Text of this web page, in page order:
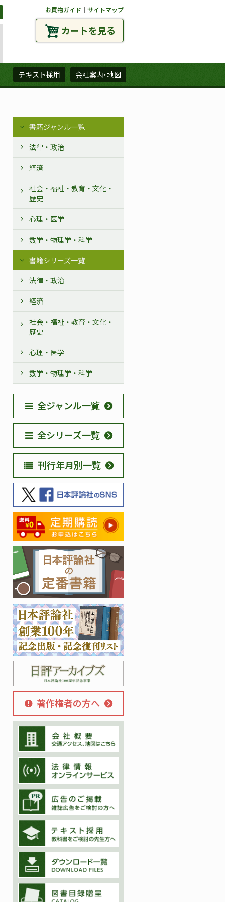
お買物ガイド ｜ サイトマップ
カートを見る
テキスト採用 会社案内･地図
書籍ジャンル一覧
法律・政治
経済
社会・福祉・教育・文化・
歴史
心理・医学
数学・物理学・科学
書籍シリーズ一覧
法律・政治
経済
社会・福祉・教育・文化・
歴史
心理・医学
数学・物理学・科学
全ジャンル一覧
全シリーズ一覧
刊行年月別一覧
著作権者の方へ